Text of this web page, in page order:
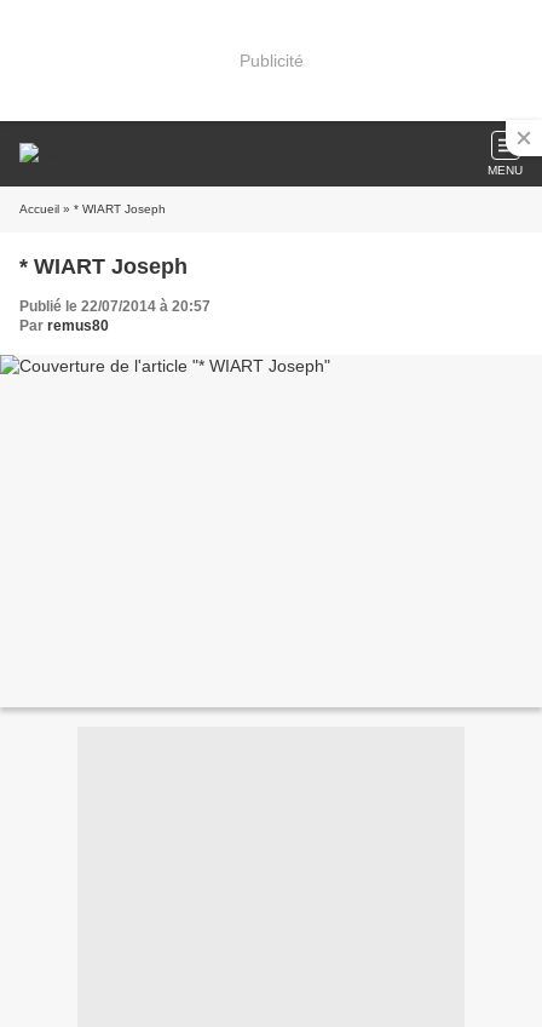
Publicité
MENU
Accueil » * WIART Joseph
* WIART Joseph
Publié le 22/07/2014 à 20:57
Par remus80